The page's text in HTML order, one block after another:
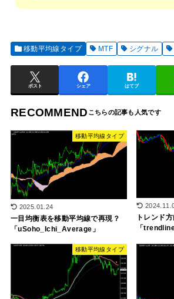
移動平均線タイプ MTF シグナル
ポスト シェア はてブ
RECOMMEND
移動平均線タイプ
2025.01.24
一目均衡表を移動平均線で再現？
「uSoho_Ichi_Average」
トレンド
「trendline
移動平均線タイプ